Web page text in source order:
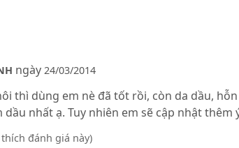
ngày 24/03/2014
thì dùng em nè đã tốt rồi, còn da dầu,
dầu nhất ạ. Tuy nhiên em sẽ cập nhật
đánh giá này)